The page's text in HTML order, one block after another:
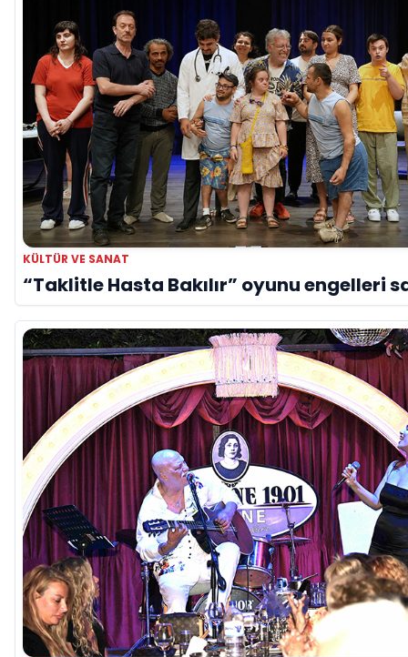
KÜLTÜR VE SANAT
“Taklitle Hasta Bakılır” oyunu engelleri